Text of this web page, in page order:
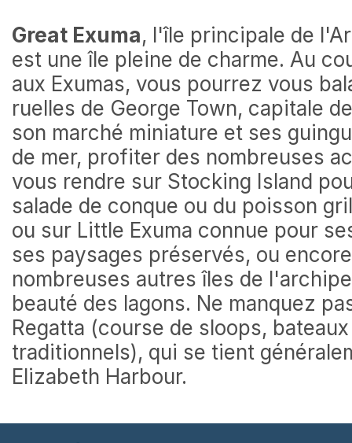
Great Exuma, l'île principale de
est une île pleine de charme. Au
aux Exumas, vous pourrez vous
ruelles de George Town, capitale
son marché miniature et ses
de mer, profiter des nombreuses
vous rendre sur Stocking Island
salade de conque ou du poisson
ou sur Little Exuma connue pour
ses paysages préservés, ou
nombreuses autres îles de
beauté des lagons. Ne manquez
Regatta (course de sloops,
traditionnels), qui se tient
Elizabeth Harbour.